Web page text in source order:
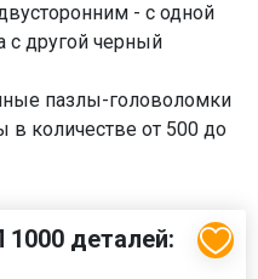
- с одной
с другой черный
пазлы-головоломки
в количестве от 500 до
деталей: